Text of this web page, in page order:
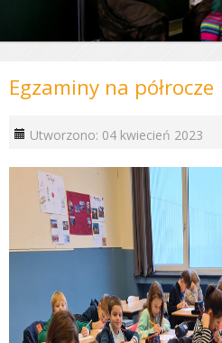
Egzaminy na półrocze
Utworzono: 04 kwiecień 2023